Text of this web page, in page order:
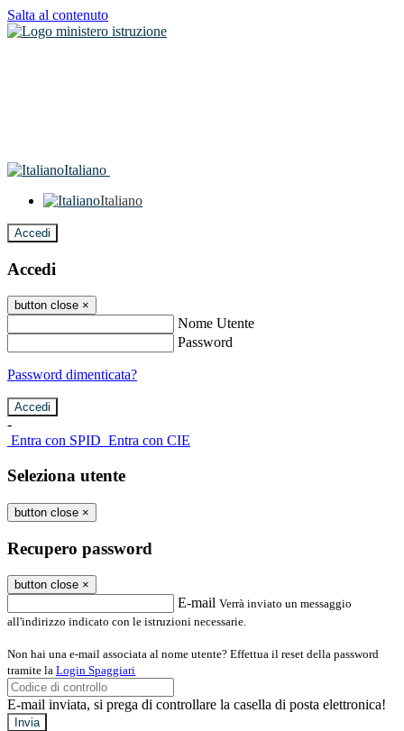
Salta al contenuto
Italiano
Italiano
Accedi
Accedi
button close ×
Nome Utente
Password
Password dimenticata?
-
Entra con SPID Entra con CIE
Seleziona utente
button close ×
Recupero password
button close ×
E-mail Verrà inviato un messaggio
all'indirizzo indicato con le istruzioni necessarie.
Non hai una e-mail associata al nome utente? Effettua il reset della password
tramite la Login Spaggiari
E-mail inviata, si prega di controllare la casella di posta elettronica!